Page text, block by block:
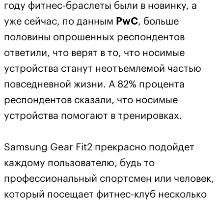
году фитнес-браслеты были в новинку, а
уже сейчас, по данным PwC, больше
половины опрошенных респондентов
ответили, что верят в то, что носимые
устройства станут неотъемлемой частью
повседневной жизни. А 82% процента
респондентов сказали, что носимые
устройства помогают в тренировках.
Samsung Gear Fit2 прекрасно подойдет
каждому пользователю, будь то
профессиональный спортсмен или человек,
который посещает фитнес-клуб несколько